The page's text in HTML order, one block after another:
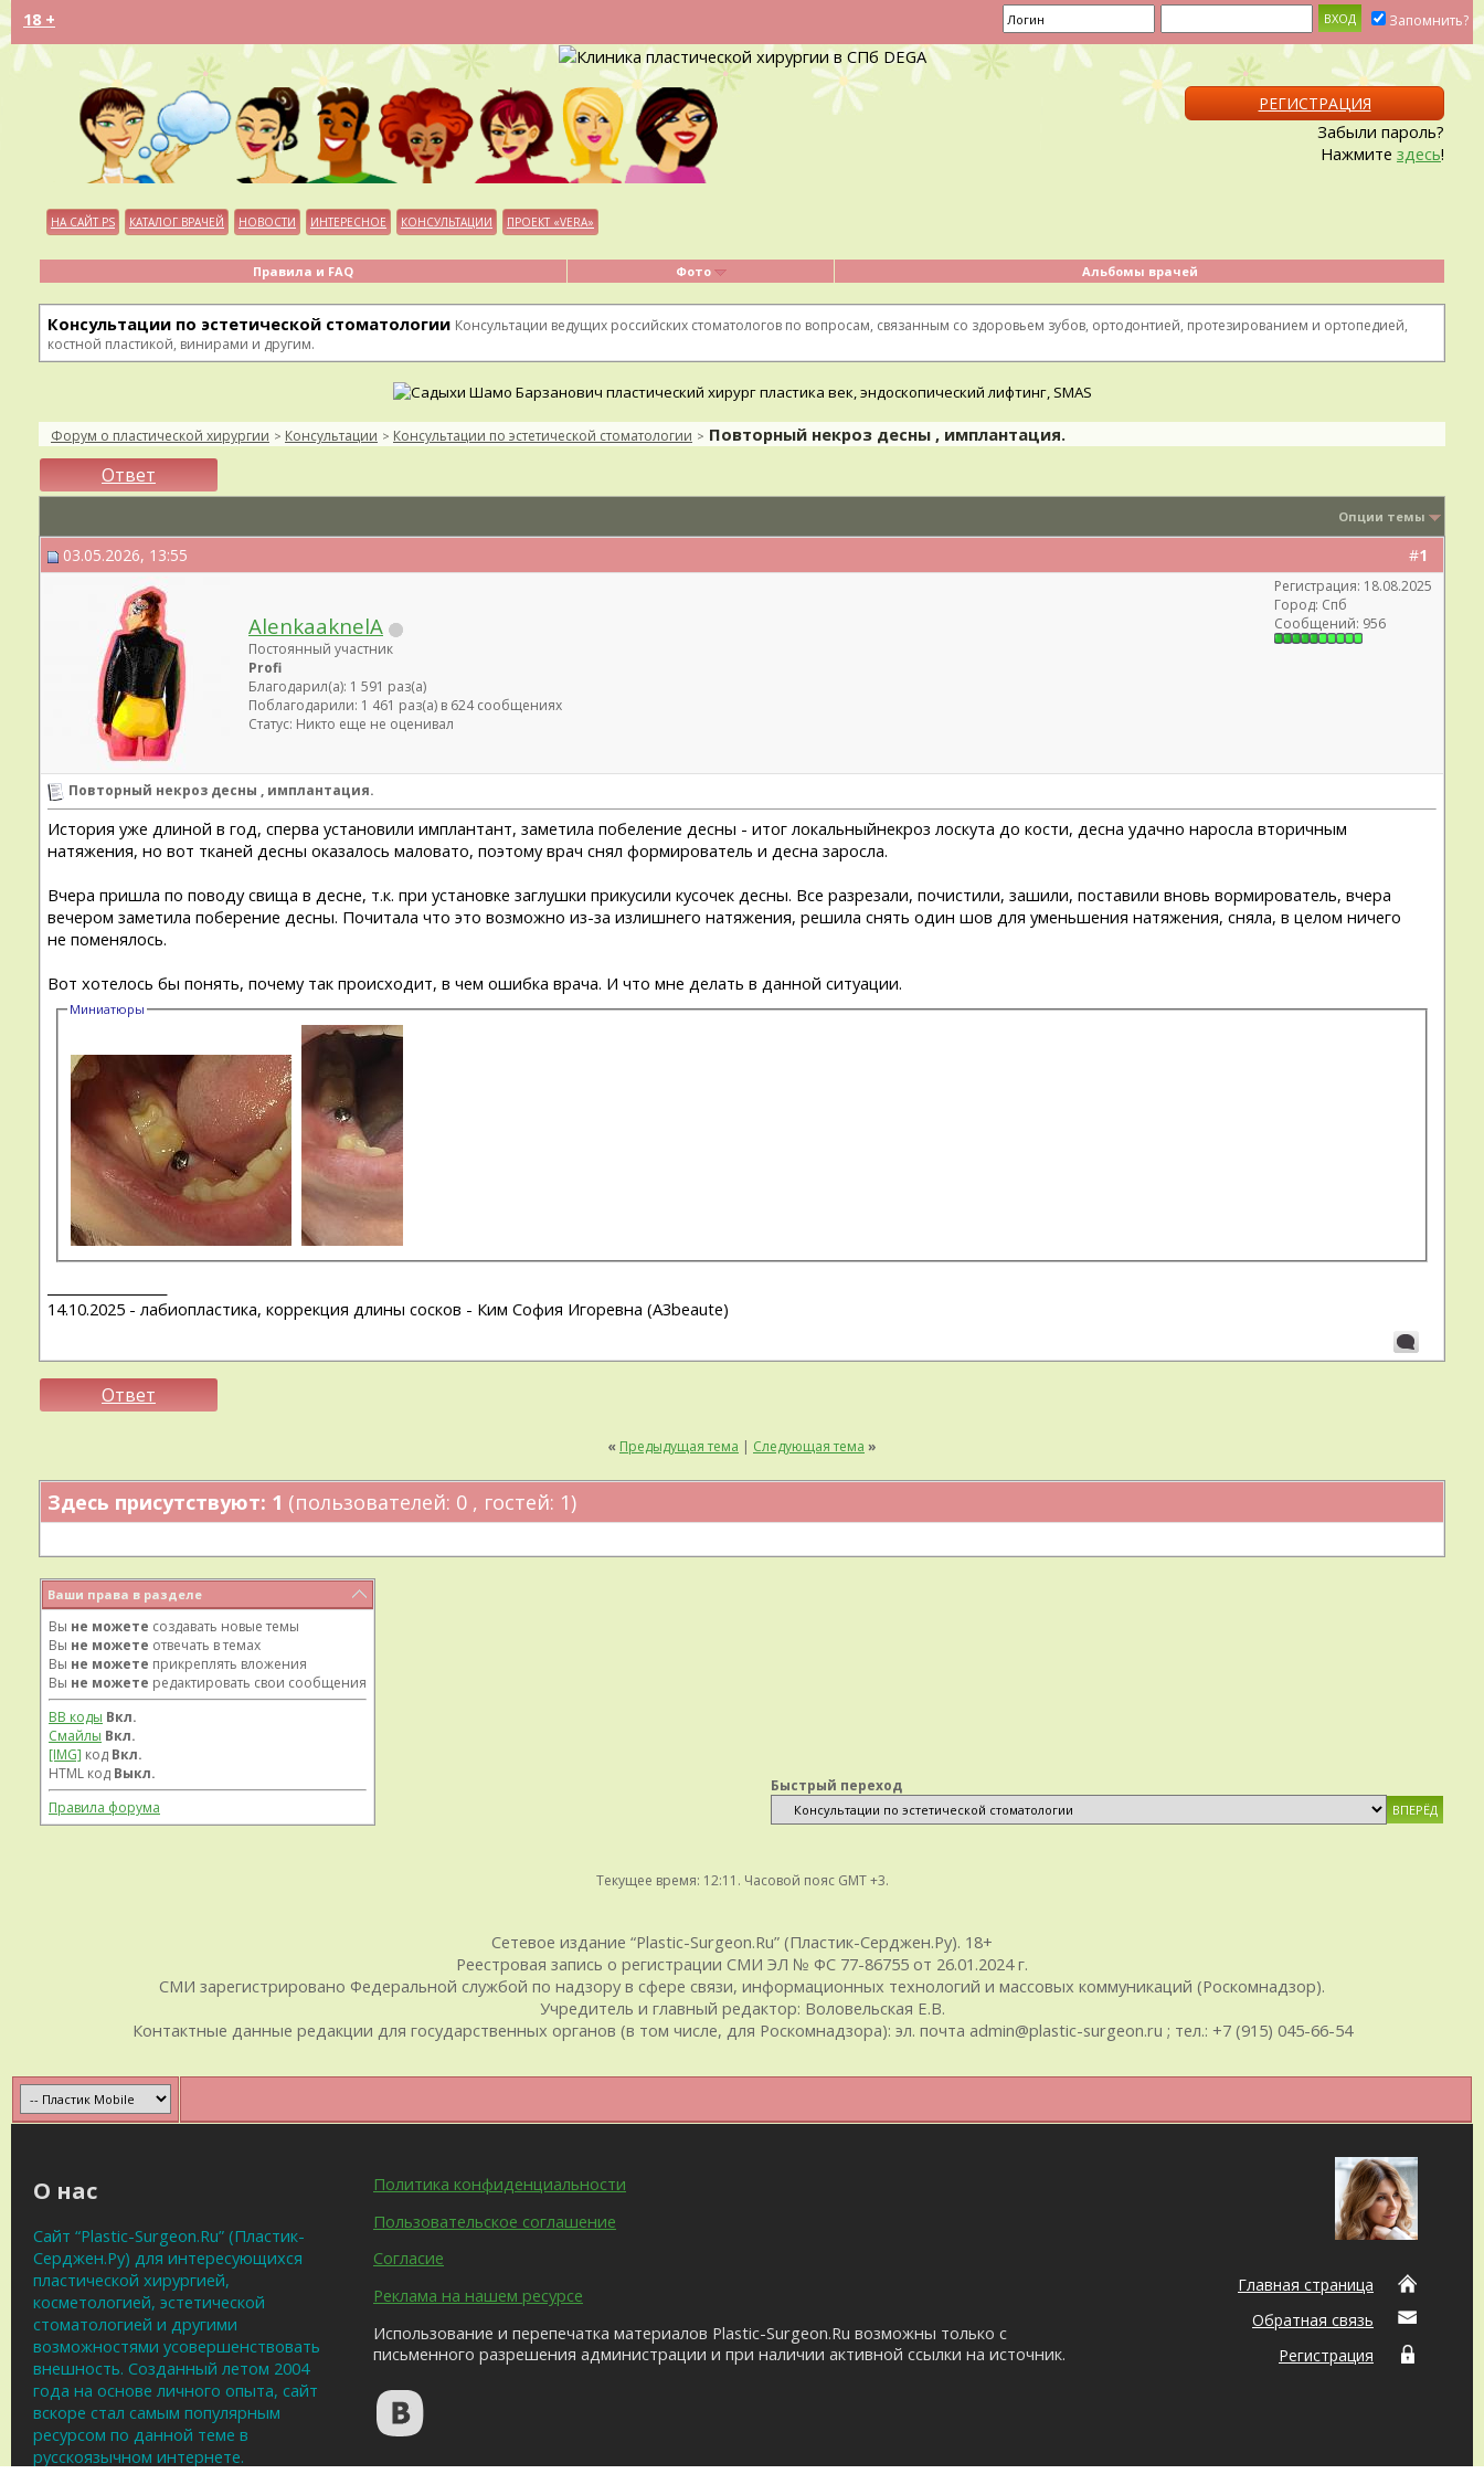
18 + Запомнить?
РЕГИСТРАЦИЯ
Забыли пароль?
Нажмите здесь!
НА САЙТ PS КАТАЛОГ ВРАЧЕЙ НОВОСТИ ИНТЕРЕСНОЕ КОНСУЛЬТАЦИИ ПРОЕКТ «VERA»
Правила и FAQ Фото Альбомы врачей
Консультации по эстетической стоматологии Консультации ведущих российских стоматологов по вопросам, связанным со здоровьем зубов, ортодонтией, протезированием и ортопедией,
костной пластикой, винирами и другим.
Форум о пластической хирургии > Консультации > Консультации по эстетической стоматологии > Повторный некроз десны , имплантация.
Ответ
Опции темы
#1
03.05.2026, 13:55
AlenkaaknelA
Постоянный участник
Profi
Благодарил(а): 1 591 раз(а)
Поблагодарили: 1 461 раз(а) в 624 сообщениях
Статус: Никто еще не оценивал
Регистрация: 18.08.2025
Город: Спб
Сообщений: 956
Повторный некроз десны , имплантация.
История уже длиной в год, сперва установили имплантант, заметила побеление десны - итог локальныйнекроз лоскута до кости, десна удачно наросла вторичным
натяжения, но вот тканей десны оказалось маловато, поэтому врач снял формирователь и десна заросла.
Вчера пришла по поводу свища в десне, т.к. при установке заглушки прикусили кусочек десны. Все разрезали, почистили, зашили, поставили вновь вормирователь, вчера
вечером заметила поберение десны. Почитала что это возможно из-за излишнего натяжения, решила снять один шов для уменьшения натяжения, сняла, в целом ничего
не поменялось.
Вот хотелось бы понять, почему так происходит, в чем ошибка врача. И что мне делать в данной ситуации.
Миниатюры
14.10.2025 - лабиопластика, коррекция длины сосков - Ким София Игоревна (A3beaute)
Ответ
« Предыдущая тема | Следующая тема »
Здесь присутствуют: 1 (пользователей: 0 , гостей: 1)
Ваши права в разделе
Вы не можете создавать новые темы
Вы не можете отвечать в темах
Вы не можете прикреплять вложения
Вы не можете редактировать свои сообщения
BB коды Вкл.
Смайлы Вкл.
[IMG] код Вкл.
HTML код Выкл.
Правила форума
Быстрый переход
Текущее время: 12:11 . Часовой пояс GMT +3.
Сетевое издание “Plastic-Surgeon.Ru” (Пластик-Серджен.Ру). 18+
Реестровая запись о регистрации СМИ ЭЛ № ФС 77-86755 от 26.01.2024 г.
СМИ зарегистрировано Федеральной службой по надзору в сфере связи, информационных технологий и массовых коммуникаций (Роскомнадзор).
Учредитель и главный редактор: Воловельская Е.В.
Контактные данные редакции для государственных органов (в том числе, для Роскомнадзора): эл. почта admin@plastic-surgeon.ru ; тел.: +7 (915) 045-66-54
О нас
Сайт “Plastic-Surgeon.Ru” (Пластик-
Серджен.Ру) для интересующихся
пластической хирургией,
косметологией, эстетической
стоматологией и другими
возможностями усовершенствовать
внешность. Созданный летом 2004
года на основе личного опыта, сайт
вскоре стал самым популярным
ресурсом по данной теме в
русскоязычном интернете.
Главная страница
Обратная связь
Регистрация
Политика конфиденциальности
Пользовательское соглашение
Согласие
Реклама на нашем ресурсе
Использование и перепечатка материалов Plastic-Surgeon.Ru возможны только с
письменного разрешения администрации и при наличии активной ссылки на источник.